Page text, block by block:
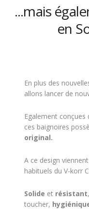
...mais
en
En plus des
allons lancer de
Egalement conçues
ces baignoires
original.
A ce design
habituels du V-korr
Solide et résistant,
toucher,